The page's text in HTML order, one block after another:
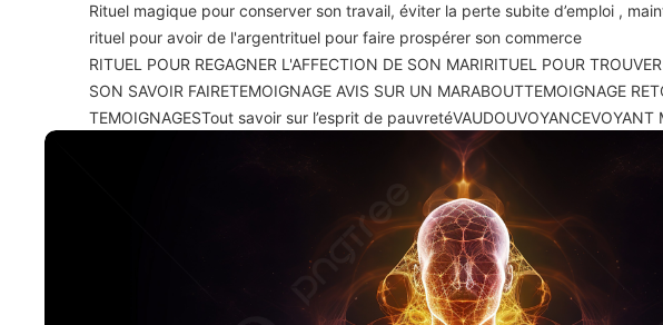
Rituel magique pour conserver son travail, éviter la perte subite d’emploi ,
rituel pour avoir de l'argentrituel pour faire prospérer son commerce
RITUEL POUR REGAGNER L'AFFECTION DE SON MARIRITUEL POUR
SON SAVOIR FAIRETEMOIGNAGE AVIS SUR UN MARABOUTTEMOIGNAGE
TEMOIGNAGESTout savoir sur l’esprit de pauvretéVAUDOUVOYANCEVOYANT